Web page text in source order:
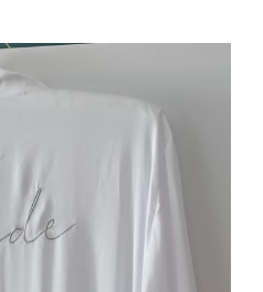
wishlist